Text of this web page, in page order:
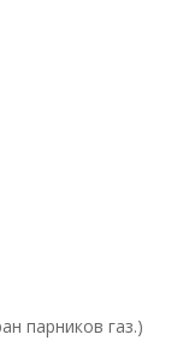
парников газ.)